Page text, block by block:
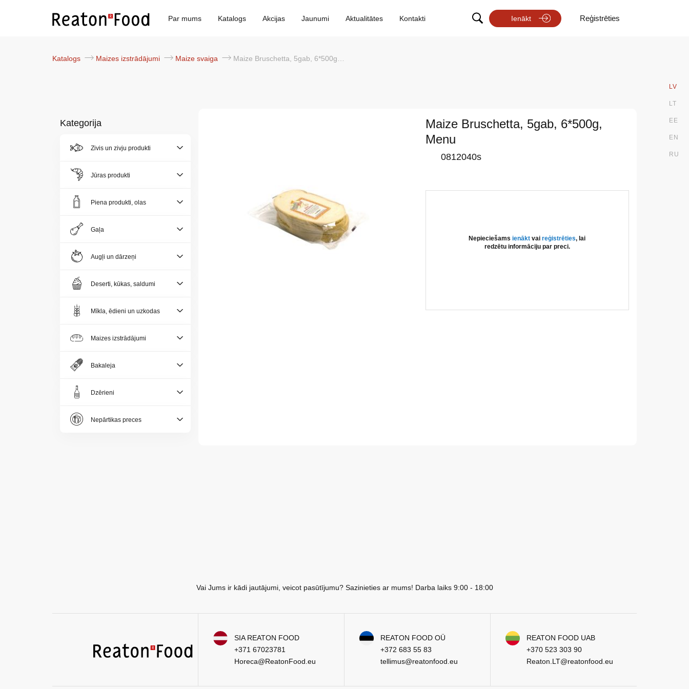
LV
LT
EE
EN
RU
Par mums Katalogs Akcijas Jaunumi Aktualitātes Kontakti Ienākt Reģistrēties
Katalogs Maizes izstrādājumi Maize svaiga Maize Bruschetta, 5gab, 6*500g, Menu
Kategorija
Zivis un zivju produkti
Jūras produkti
Piena produkti, olas
Gaļa
Augļi un dārzeņi
Deserti, kūkas, saldumi
Mīkla, ēdieni un uzkodas
Maizes izstrādājumi
Bakaleja
Dzērieni
Nepārtikas preces
Maize Bruschetta, 5gab, 6*500g,
Menu
0812040s
Nepieciešamsienākt vaireģistrēties, lai
redzētu informāciju par preci.
Vai Jums ir kādi jautājumi, veicot pasūtījumu? Sazinieties ar mums! Darba laiks 9:00 - 18:00
SIA REATON FOOD
+371 67023781
Horeca@ReatonFood.eu
REATON FOOD OÜ
+372 683 55 83
tellimus@reatonfood.eu
REATON FOOD UAB
+370 523 303 90
Reaton.LT@reatonfood.eu